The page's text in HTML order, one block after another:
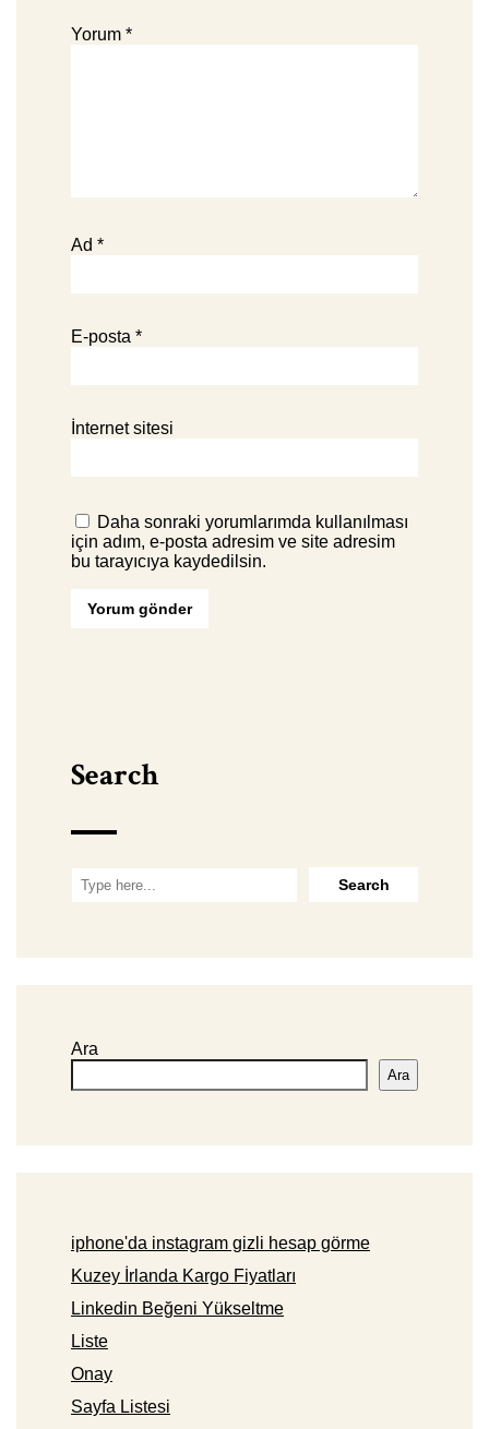
Yorum *
Ad *
E-posta *
İnternet sitesi
Daha sonraki yorumlarımda kullanılması
için adım, e-posta adresim ve site adresim
bu tarayıcıya kaydedilsin.
Search
Ara
Ara
iphone'da instagram gizli hesap görme
Kuzey İrlanda Kargo Fiyatları
Linkedin Beğeni Yükseltme
Liste
Onay
Sayfa Listesi